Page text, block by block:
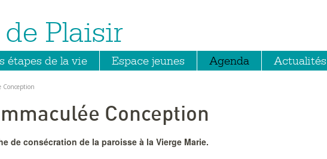
Plaisir
étapes de la vie Espace jeunes Agenda Actualités
Conception
Conception
de consécration de la paroisse à la Vierge Marie.